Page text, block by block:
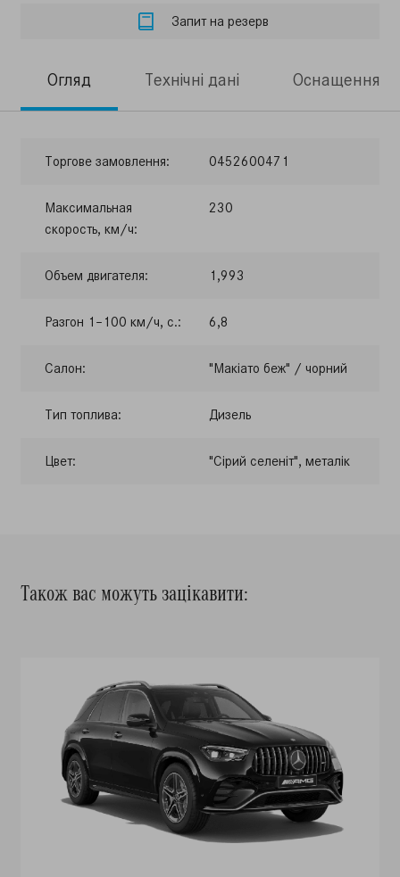
Запит на резерв
Огляд Технічні дані Оснащення
Торгове замовлення: 0452600471
Максимальная
скорость, км/ч:
230
Объем двигателя: 1,993
Разгон 1–100 км/ч, с.: 6,8
Салон: "Макіато беж" / чорний
Тип топлива: Дизель
Цвет: "Сірий селеніт", металік
Також вас можуть зацікавити: